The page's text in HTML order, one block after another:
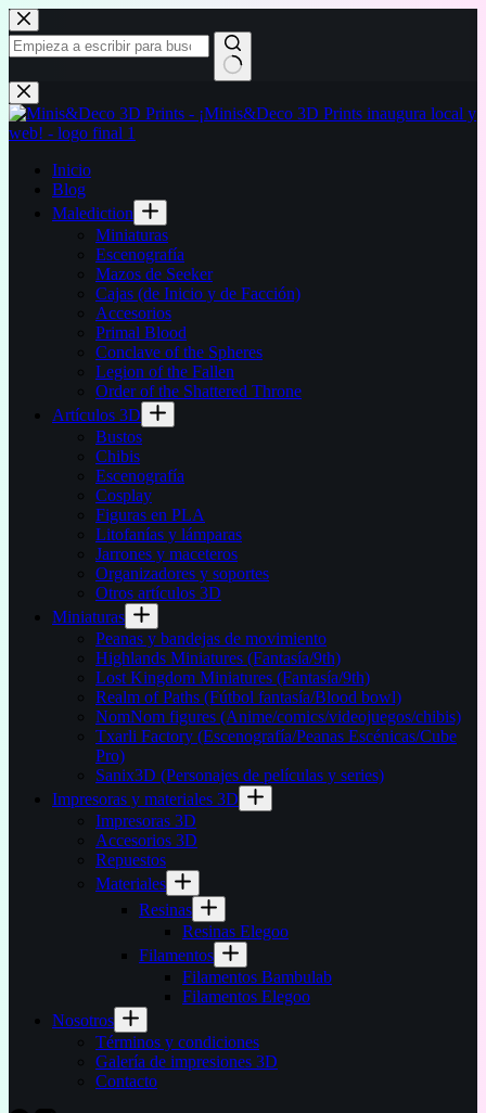
Saltar
al
contenido
Sin
resultados
Inicio
Blog
Malediction
Miniaturas
Escenografía
Mazos de Seeker
Cajas (de Inicio y de Facción)
Accesorios
Primal Blood
Conclave of the Spheres
Legion of the Fallen
Order of the Shattered Throne
Artículos 3D
Bustos
Chibis
Escenografía
Cosplay
Figuras en PLA
Litofanías y lámparas
Jarrones y maceteros
Organizadores y soportes
Otros artículos 3D
Miniaturas
Peanas y bandejas de movimiento
Highlands Miniatures (Fantasía/9th)
Lost Kingdom Miniatures (Fantasía/9th)
Realm of Paths (Fútbol fantasía/Blood bowl)
NomNom figures (Anime/comics/videojuegos/chibis)
Txarli Factory (Escenografía/Peanas Escénicas/Cube
Pro)
Sanix3D (Personajes de películas y series)
Impresoras y materiales 3D
Impresoras 3D
Accesorios 3D
Repuestos
Materiales
Resinas
Resinas Elegoo
Filamentos
Filamentos Bambulab
Filamentos Elegoo
Nosotros
Términos y condiciones
Galería de impresiones 3D
Contacto